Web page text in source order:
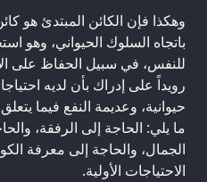
وهكذا فإن الكائن المبتدئ هو
باتجاه السلوك الحيواني، وهو
للنفس، في سبيل الحفاظ على
رويداً على إدراك بأن لديه
حيوانية، وعديمة النفع فيما
ما يلي: الحاجة إلى الرفقة،
الجمال، والحاجة إلى معرفة
الاحتياجات الأولية.